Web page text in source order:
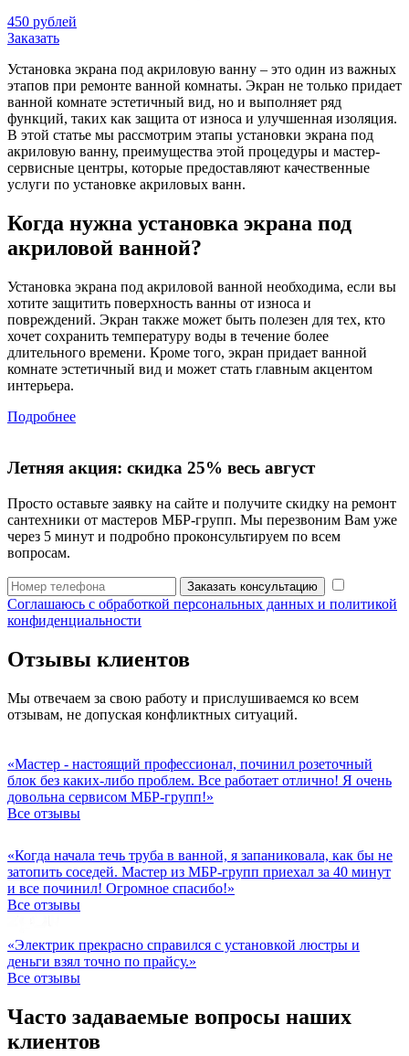
450 рублей
Заказать
Установка экрана под акриловую ванну – это один из важных
этапов при ремонте ванной комнаты. Экран не только придает
ванной комнате эстетичный вид, но и выполняет ряд
функций, таких как защита от износа и улучшенная изоляция.
В этой статье мы рассмотрим этапы установки экрана под
акриловую ванну, преимущества этой процедуры и мастер-
сервисные центры, которые предоставляют качественные
услуги по установке акриловых ванн.
Когда нужна установка экрана под
акриловой ванной?
Установка экрана под акриловой ванной необходима, если вы
хотите защитить поверхность ванны от износа и
повреждений. Экран также может быть полезен для тех, кто
хочет сохранить температуру воды в течение более
длительного времени. Кроме того, экран придает ванной
комнате эстетичный вид и может стать главным акцентом
интерьера.
Подробнее
Летняя акция: скидка 25% весь август
Просто оставьте заявку на сайте и получите скидку на ремонт
сантехники от мастеров МБР-групп. Мы перезвоним Вам уже
через 5 минут и подробно проконсультируем по всем
вопросам.
Заказать консультацию
Соглашаюсь с обработкой персональных данных и политикой
конфиденциальности
Отзывы клиентов
Мы отвечаем за свою работу и прислушиваемся ко всем
отзывам, не допуская конфликтных ситуаций.
«Мастер - настоящий профессионал, починил розеточный
блок без каких-либо проблем. Все работает отлично! Я очень
довольна сервисом МБР-групп!»
Все отзывы
«Когда начала течь труба в ванной, я запаниковала, как бы не
затопить соседей. Мастер из МБР-групп приехал за 40 минут
и все починил! Огромное спасибо!»
Все отзывы
«Электрик прекрасно справился с установкой люстры и
деньги взял точно по прайсу.»
Все отзывы
Часто задаваемые вопросы наших
клиентов